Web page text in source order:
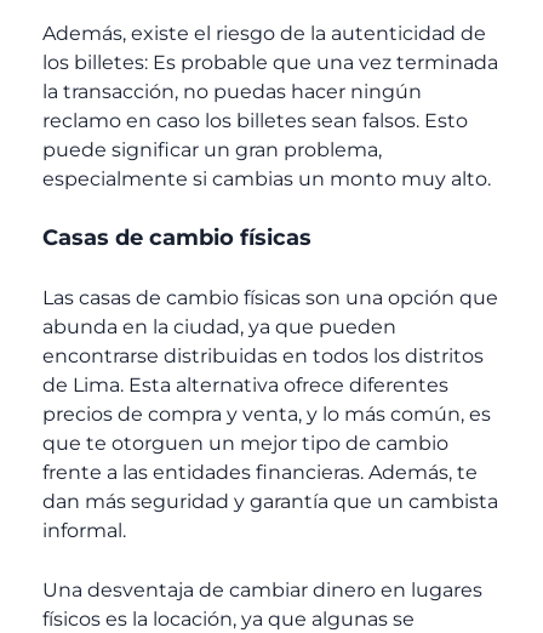
Además, existe el riesgo de la autenticidad de
los billetes: Es probable que una vez terminada
la transacción, no puedas hacer ningún
reclamo en caso los billetes sean falsos. Esto
puede significar un gran problema,
especialmente si cambias un monto muy alto.
Casas de cambio físicas
Las casas de cambio físicas son una opción que
abunda en la ciudad, ya que pueden
encontrarse distribuidas en todos los distritos
de Lima. Esta alternativa ofrece diferentes
precios de compra y venta, y lo más común, es
que te otorguen un mejor tipo de cambio
frente a las entidades financieras. Además, te
dan más seguridad y garantía que un cambista
informal.
Una desventaja de cambiar dinero en lugares
físicos es la locación, ya que algunas se